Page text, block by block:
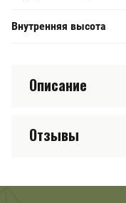
Внутренняя высота
Описание
Отзывы